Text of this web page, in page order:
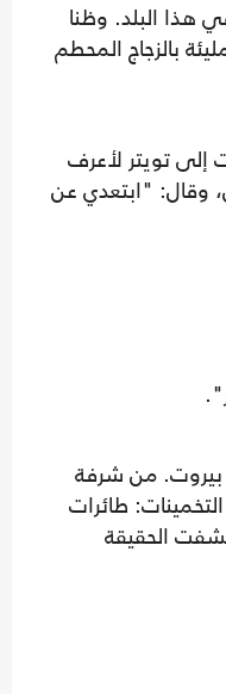
هذا البلد. وظنا
بالزجاج المحطم
تويتر لأعرف
وقال: "ابتعدي عن
بيروت. من شرفة
طائرات
الحقيقة